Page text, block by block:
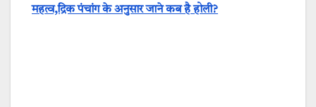
महत्व,द्रिक पंचांग के अनुसार जाने कब है होली?